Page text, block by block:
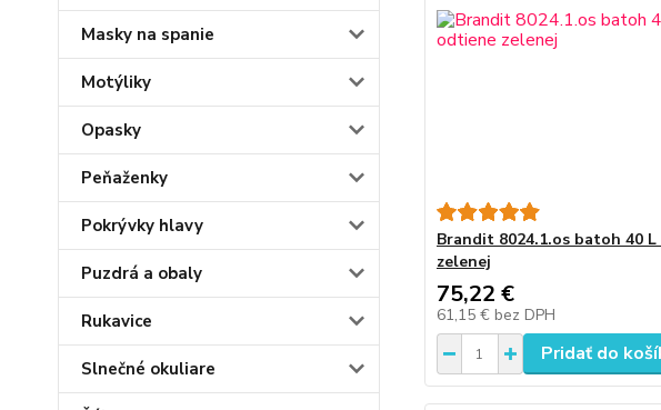
Masky na spanie
Motýliky
Opasky
Peňaženky
Pokrývky hlavy
Puzdrá a obaly
Rukavice
Slnečné okuliare
Brandit 8024.1.os batoh 40
zelenej
75,22 €
61,15 € bez DPH
Pridať do